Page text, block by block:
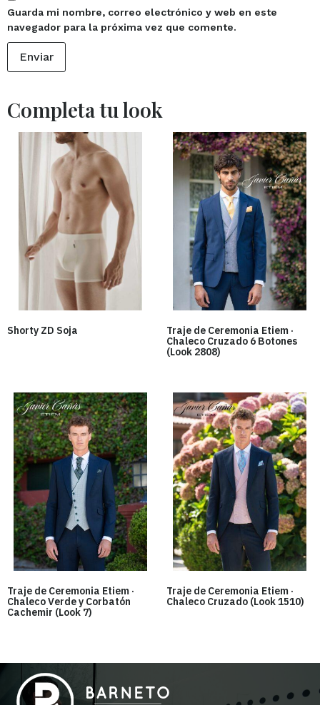
Guarda mi nombre, correo electrónico y web en este
navegador para la próxima vez que comente.
Shorty ZD Soja
Traje de Ceremonia Etiem ·
Chaleco Cruzado 6 Botones
(Look 2808)
Traje de Ceremonia Etiem ·
Chaleco Verde y Corbatón
Cachemir (Look 7)
Traje de Ceremonia Etiem ·
Chaleco Cruzado (Look 1510)